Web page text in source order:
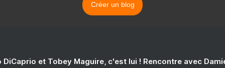
Créer un blog
DiCaprio et Tobey Maguire, c'est lui ! Rencontre avec